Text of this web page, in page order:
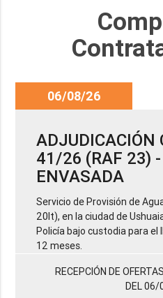
06/08/26
ADJUDICACIÓN
41/26 (RAF 23) -
ENVASADA
Servicio de Provisión de
20lt), en la ciudad de
Policía bajo custodia para el
12 meses.
RECEPCIÓN DE
DEL